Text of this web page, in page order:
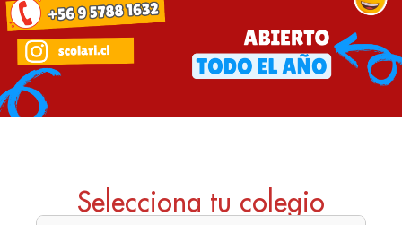
Selecciona tu colegio